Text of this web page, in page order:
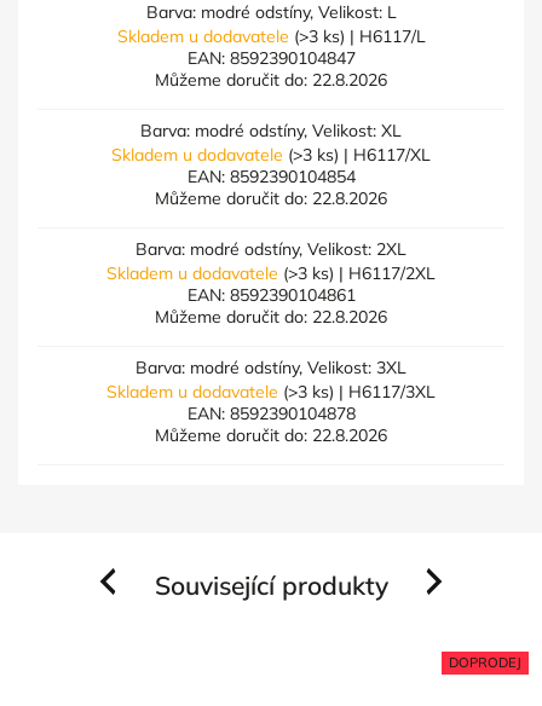
Barva: modré odstíny, Velikost: L
Skladem u dodavatele (>3 ks) | H6117/L
EAN: 8592390104847
Můžeme doručit do: 22.8.2026
Barva: modré odstíny, Velikost: XL
Skladem u dodavatele (>3 ks) | H6117/XL
EAN: 8592390104854
Můžeme doručit do: 22.8.2026
Barva: modré odstíny, Velikost: 2XL
Skladem u dodavatele (>3 ks) | H6117/2XL
EAN: 8592390104861
Můžeme doručit do: 22.8.2026
Barva: modré odstíny, Velikost: 3XL
Skladem u dodavatele (>3 ks) | H6117/3XL
EAN: 8592390104878
Můžeme doručit do: 22.8.2026
Související produkty
Previous
DOPRODEJ
Next